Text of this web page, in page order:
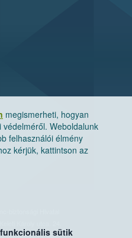
megismerheti, hogyan
Weboldalunk
felhasználói élmény
kérjük, kattintson az
sütik
biztonsági Hivatal
Budapest. Pf. 30.